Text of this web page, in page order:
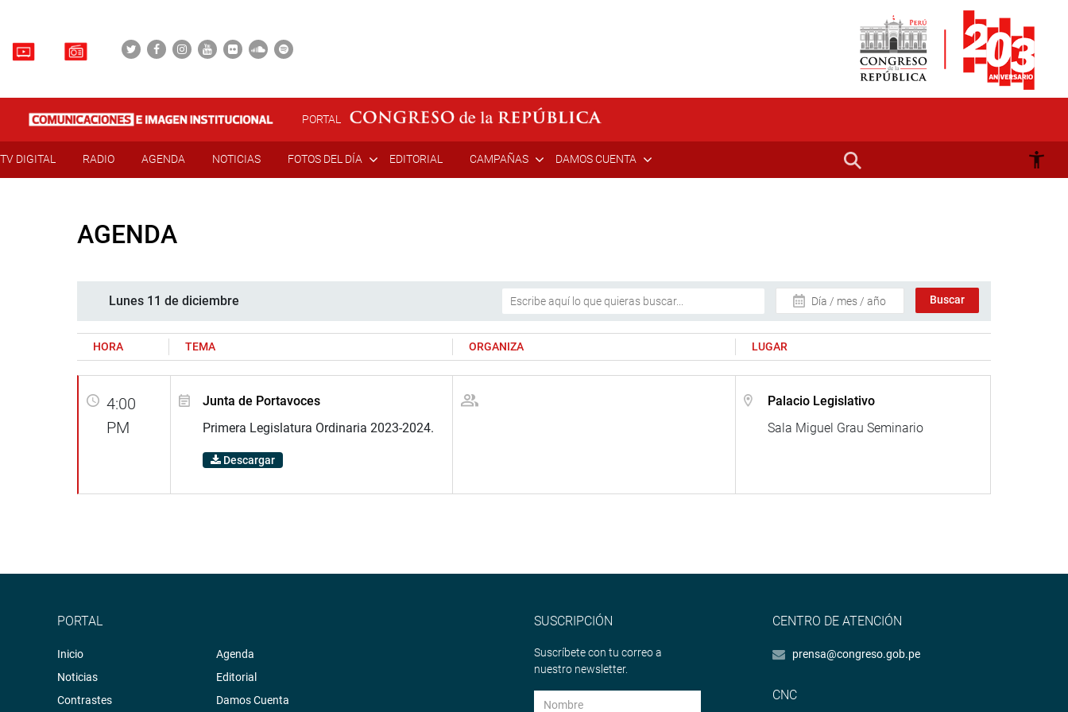
PORTAL
TV DIGITAL RADIO AGENDA NOTICIAS FOTOS DEL DÍA EDITORIAL CAMPAÑAS DAMOS CUENTA
AGENDA
Lunes 11 de diciembre Día / mes / año
HORA TEMA ORGANIZA LUGAR
4:00
PM
Junta de Portavoces
Primera Legislatura Ordinaria 2023-2024.
Descargar
Palacio Legislativo
Sala Miguel Grau Seminario
PORTAL
Inicio
Noticias
Contrastes
Agenda
Editorial
Damos Cuenta
SUSCRIPCIÓN
Suscríbete con tu correo a
nuestro newsletter.
CENTRO DE ATENCIÓN
prensa@congreso.gob.pe
CNC